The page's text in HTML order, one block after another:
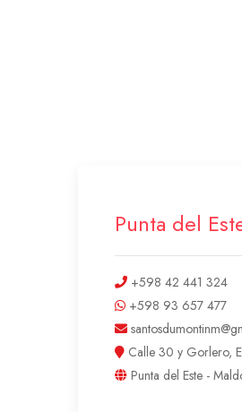
Punta del
+598 42 441 324
+598 93 657 477
Calle 30 y Gorlero,
Punta del Este -